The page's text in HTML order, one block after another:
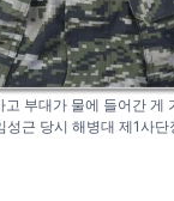
부대가 물에 들어간 게
성근 당시 해병대 제1사